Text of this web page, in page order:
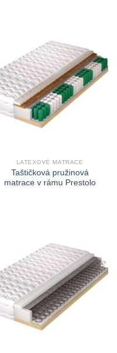
LATEXOVÉ MATRACE
Taštičková pružinová
matrace v rámu Prestolo